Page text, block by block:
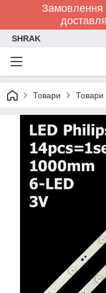
Замовлення
SHRAK
Товари Товари